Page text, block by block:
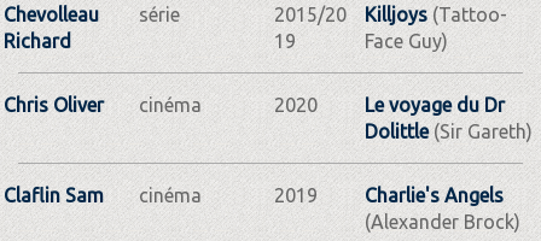
Chevolleau
Richard
série
2015/20
19
Killjoys(Tattoo-
Face Guy)
Chris Oliver cinéma 2020
Le voyage du Dr
Dolittle(Sir Gareth)
Claflin Sam cinéma 2019
Charlie's Angels
(Alexander Brock)